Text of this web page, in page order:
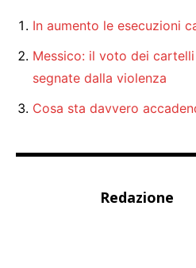
In aumento le esecuzioni
Messico: il voto dei
segnate dalla violenza
Cosa sta davvero
Redazione